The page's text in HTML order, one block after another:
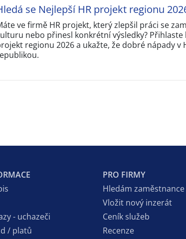
se Nejlepší HR projekt regionu
ve firmě HR projekt, který zlepšil práci se
nebo přinesl konkrétní výsledky? Přihlaste
regionu 2026 a ukažte, že dobré nápady v
- uchazeči
/ platů
PRO FIRMY
Hledám zaměstnance
Vložit nový inzerát
Ceník služeb
Recenze